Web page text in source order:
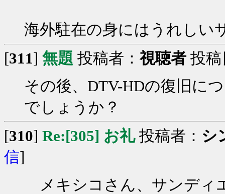
海外駐在の身にはうれしい
[311] 無題 投稿者： 視聴者 投
その後、DTV-HDの復旧に
でしょうか？
[310] Re:[305] お礼投稿者： シ
信]
メキシコさん、サンディ